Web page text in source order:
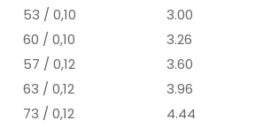
53 / 0,10 3.00
60 / 0,10 3.26
57 / 0,12 3.60
63 / 0,12 3.96
73 / 0,12 4.44